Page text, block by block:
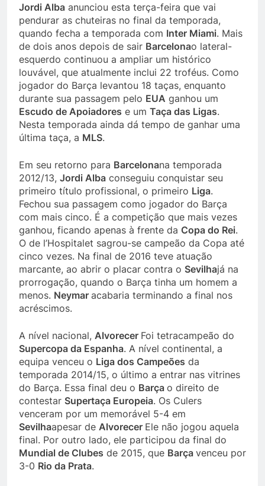
Jordi Alba anunciou esta terça-feira que vai
pendurar as chuteiras no final da temporada,
quando fecha a temporada com Inter Miami. Mais
de dois anos depois de sair Barcelonao lateral-
esquerdo continuou a ampliar um histórico
louvável, que atualmente inclui 22 troféus. Como
jogador do Barça levantou 18 taças, enquanto
durante sua passagem pelo EUA ganhou um
Escudo de Apoiadores e um Taça das Ligas.
Nesta temporada ainda dá tempo de ganhar uma
última taça, a MLS.
Em seu retorno para Barcelonana temporada
2012/13, Jordi Alba conseguiu conquistar seu
primeiro título profissional, o primeiro Liga.
Fechou sua passagem como jogador do Barça
com mais cinco. É a competição que mais vezes
ganhou, ficando apenas à frente da Copa do Rei.
O de l’Hospitalet sagrou-se campeão da Copa até
cinco vezes. Na final de 2016 teve atuação
marcante, ao abrir o placar contra o Sevilhajá na
prorrogação, quando o Barça tinha um homem a
menos. Neymar acabaria terminando a final nos
acréscimos.
A nível nacional, Alvorecer Foi tetracampeão do
Supercopa da Espanha. A nível continental, a
equipa venceu o Liga dos Campeões da
temporada 2014/15, o último a entrar nas vitrines
do Barça. Essa final deu o Barça o direito de
contestar Supertaça Europeia. Os Culers
venceram por um memorável 5-4 em
Sevilhaapesar de Alvorecer Ele não jogou aquela
final. Por outro lado, ele participou da final do
Mundial de Clubes de 2015, que Barça venceu por
3-0 Rio da Prata.